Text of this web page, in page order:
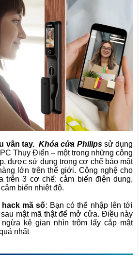
vân tay. Khóa cửa Philipssử dụng
Thụy Điển – một trong những công
được sử dụng trong cơ chế bảo mật
lớn trên thế giới. Công nghệ cho
trên 3 cơ chế: cảm biến điện dung,
biến nhiệt độ.
mã số: Bạn có thể nhập lên tới
mật mã thật để mở cửa. Điều này
kẻ gian nhìn trộm lấy cắp mật
nhất